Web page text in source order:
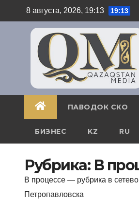
Перейти
к
содержимому
8 августа, 2026, 19:13 19:13
ПАВОДОК СКО
БИЗНЕС KZ RU
Рубрика: В
В процессе — рубрика в
Петропавловска